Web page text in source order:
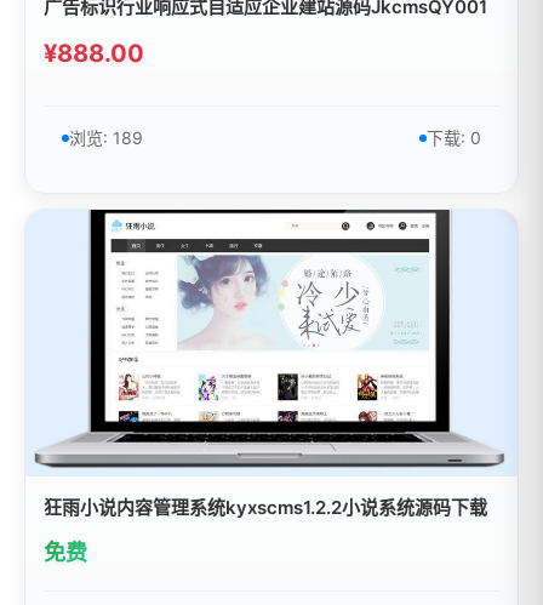
广告标识行业响应式自适应企业建站源码JkcmsQY001
¥888.00
浏览: 189 下载: 0
狂雨小说内容管理系统kyxscms1.2.2小说系统源码下载
免费